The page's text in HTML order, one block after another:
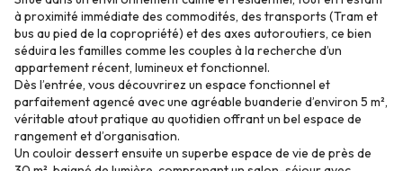
à proximité immédiate des commodités, des transports (Tram et
bus au pied de la copropriété) et des axes autoroutiers, ce bien
séduira les familles comme les couples à la recherche d’un
appartement récent, lumineux et fonctionnel.
Dès l’entrée, vous découvrirez un espace fonctionnel et
parfaitement agencé avec une agréable buanderie d’environ 5 m²,
véritable atout pratique au quotidien offrant un bel espace de
rangement et d’organisation.
Un couloir dessert ensuite un superbe espace de vie de près de